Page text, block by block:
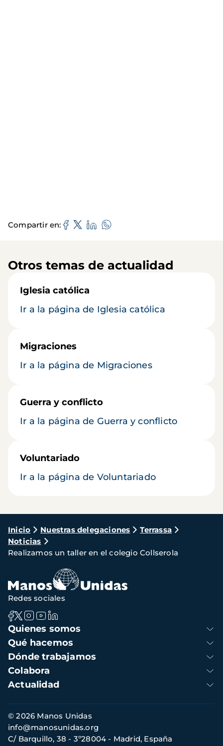
Compartir en
Otros temas de actualidad
Iglesia católica
Ir a la página de Iglesia católica
Migraciones
Ir a la página de Migraciones
Guerra y conflicto
Ir a la página de Guerra y conflicto
Voluntariado
Ir a la página de Voluntariado
Ruta
de
navegación
Inicio Nuestras delegaciones
Terrassa
Noticias
Realizamos un taller en el colegio Collserola
Navegación
principal
Quienes somos
Qué hacemos
Dónde trabajamos
Colabora
Actualidad
Redes sociales
Información
de
contacto
© 2026 Manos Unidas
C/ Barquillo, 38 - 3º28004 - Madrid, España
info@manosunidas.org